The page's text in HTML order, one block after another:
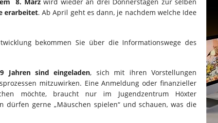
erarbeitet. Ab April geht es dann, je nachdem welche Idee
bekommen Sie über die Informationswege des
Jahren sind eingeladen, sich mit ihren Vorstellungen
mitzuwirken. Eine Anmeldung oder finanzieller
möchte, braucht nur im Jugendzentrum Höxter
dürfen gerne „Mäuschen spielen“ und schauen, was die